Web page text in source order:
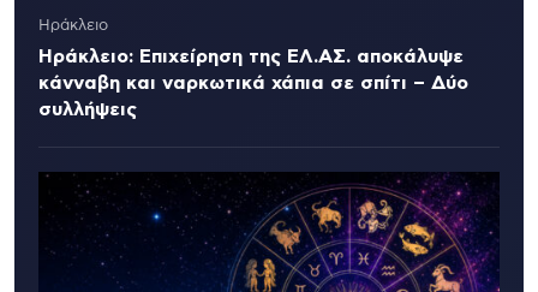
Ηράκλειο
Ηράκλειο: Επιχείρηση της ΕΛ.ΑΣ. αποκάλυψε
κάνναβη και ναρκωτικά χάπια σε σπίτι – Δύο
συλλήψεις